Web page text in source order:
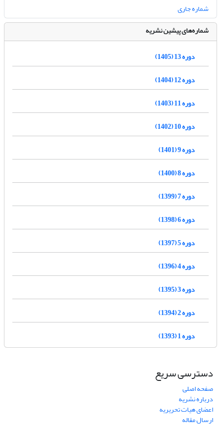
شماره جاری
شماره‌های پیشین نشریه
دوره 13 (1405)
دوره 12 (1404)
دوره 11 (1403)
دوره 10 (1402)
دوره 9 (1401)
دوره 8 (1400)
دوره 7 (1399)
دوره 6 (1398)
دوره 5 (1397)
دوره 4 (1396)
دوره 3 (1395)
دوره 2 (1394)
دوره 1 (1393)
دسترسی سریع
صفحه اصلی
درباره نشریه
اعضای هیات تحریریه
ارسال مقاله